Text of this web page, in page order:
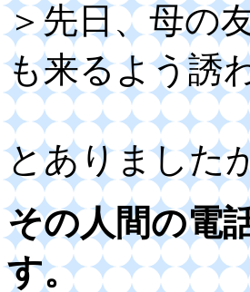
＞先日、母の
も来るよう誘
とありました
その人間の電
す。